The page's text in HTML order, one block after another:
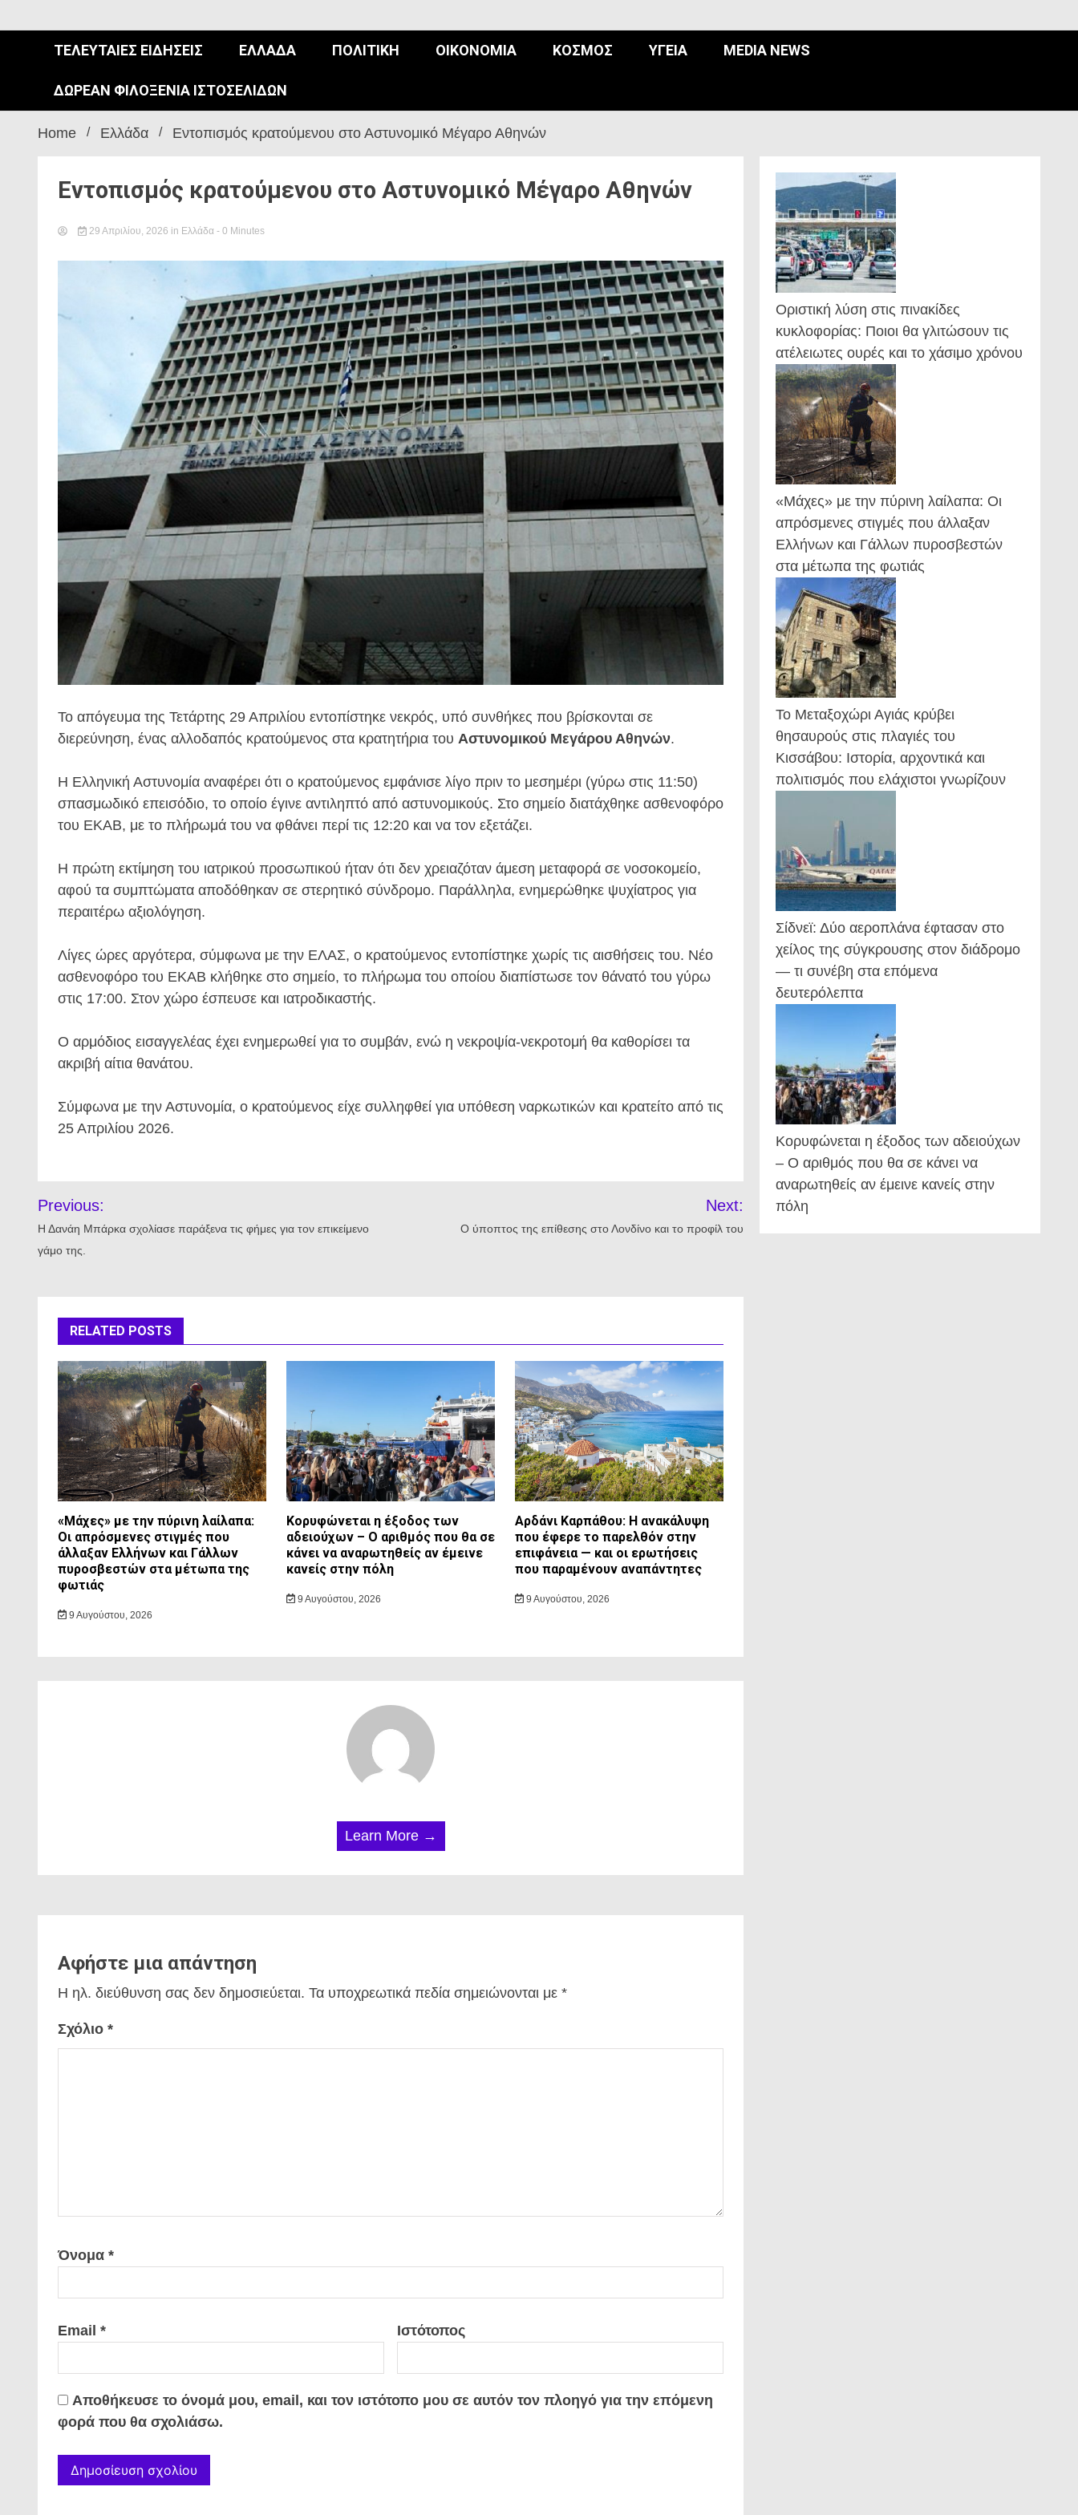
ΤΕΛΕΥΤΑΊΕΣ ΕΙΔΉΣΕΙΣ ΕΛΛΆΔΑ ΠΟΛΙΤΙΚΉ ΟΙΚΟΝΟΜΊΑ ΚΌΣΜΟΣ ΥΓΕΊΑ MEDIA NEWS
ΔΩΡΕΆΝ ΦΙΛΟΞΕΝΊΑ ΙΣΤΟΣΕΛΊΔΩΝ
Home Ελλάδα Εντοπισμός κρατούμενου στο Αστυνομικό Μέγαρο Αθηνών
Εντοπισμός κρατούμενου στο Αστυνομικό Μέγαρο Αθηνών
29 Απριλίου, 2026 in Ελλάδα - 0 Minutes
Το απόγευμα της Τετάρτης 29 Απριλίου εντοπίστηκε νεκρός, υπό συνθήκες που βρίσκονται σε
διερεύνηση, ένας αλλοδαπός κρατούμενος στα κρατητήρια του Αστυνομικού Μεγάρου Αθηνών.
Η Ελληνική Αστυνομία αναφέρει ότι ο κρατούμενος εμφάνισε λίγο πριν το μεσημέρι (γύρω στις 11:50)
σπασμωδικό επεισόδιο, το οποίο έγινε αντιληπτό από αστυνομικούς. Στο σημείο διατάχθηκε ασθενοφόρο
του ΕΚΑΒ, με το πλήρωμά του να φθάνει περί τις 12:20 και να τον εξετάζει.
Η πρώτη εκτίμηση του ιατρικού προσωπικού ήταν ότι δεν χρειαζόταν άμεση μεταφορά σε νοσοκομείο,
αφού τα συμπτώματα αποδόθηκαν σε στερητικό σύνδρομο. Παράλληλα, ενημερώθηκε ψυχίατρος για
περαιτέρω αξιολόγηση.
Λίγες ώρες αργότερα, σύμφωνα με την ΕΛΑΣ, ο κρατούμενος εντοπίστηκε χωρίς τις αισθήσεις του. Νέο
ασθενοφόρο του ΕΚΑΒ κλήθηκε στο σημείο, το πλήρωμα του οποίου διαπίστωσε τον θάνατό του γύρω
στις 17:00. Στον χώρο έσπευσε και ιατροδικαστής.
Ο αρμόδιος εισαγγελέας έχει ενημερωθεί για το συμβάν, ενώ η νεκροψία-νεκροτομή θα καθορίσει τα
ακριβή αίτια θανάτου.
Σύμφωνα με την Αστυνομία, ο κρατούμενος είχε συλληφθεί για υπόθεση ναρκωτικών και κρατείτο από τις
25 Απριλίου 2026.
άρθρων
Previous:
Η Δανάη Μπάρκα σχολίασε παράξενα τις φήμες για τον επικείμενο
γάμο της.
Next:
Ο ύποπτος της επίθεσης στο Λονδίνο και το προφίλ του
RELATED POSTS
«Μάχες» με την πύρινη λαίλαπα:
Οι απρόσμενες στιγμές που
άλλαξαν Ελλήνων και Γάλλων
πυροσβεστών στα μέτωπα της
φωτιάς
9 Αυγούστου, 2026
Κορυφώνεται η έξοδος των
αδειούχων – Ο αριθμός που θα σε
κάνει να αναρωτηθείς αν έμεινε
κανείς στην πόλη
9 Αυγούστου, 2026
Αρδάνι Καρπάθου: Η ανακάλυψη
που έφερε το παρελθόν στην
επιφάνεια — και οι ερωτήσεις
που παραμένουν αναπάντητες
9 Αυγούστου, 2026
Learn More →
Αφήστε μια απάντηση
Η ηλ. διεύθυνση σας δεν δημοσιεύεται. Τα υποχρεωτικά πεδία σημειώνονται με *
Σχόλιο *
Όνομα *
Email * Ιστότοπος
Αποθήκευσε το όνομά μου, email, και τον ιστότοπο μου σε αυτόν τον πλοηγό για την επόμενη
φορά που θα σχολιάσω.
Οριστική λύση στις πινακίδες
κυκλοφορίας: Ποιοι θα γλιτώσουν τις
ατέλειωτες ουρές και το χάσιμο χρόνου
«Μάχες» με την πύρινη λαίλαπα: Οι
απρόσμενες στιγμές που άλλαξαν
Ελλήνων και Γάλλων πυροσβεστών
στα μέτωπα της φωτιάς
Το Μεταξοχώρι Αγιάς κρύβει
θησαυρούς στις πλαγιές του
Κισσάβου: Ιστορία, αρχοντικά και
πολιτισμός που ελάχιστοι γνωρίζουν
Σίδνεϊ: Δύο αεροπλάνα έφτασαν στο
χείλος της σύγκρουσης στον διάδρομο
— τι συνέβη στα επόμενα
δευτερόλεπτα
Κορυφώνεται η έξοδος των αδειούχων
– Ο αριθμός που θα σε κάνει να
αναρωτηθείς αν έμεινε κανείς στην
πόλη